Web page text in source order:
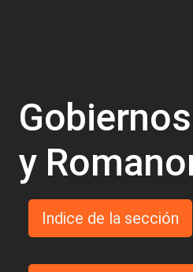
y
Indice de la sección